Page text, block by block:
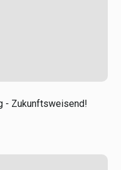
- Zukunftsweisend!